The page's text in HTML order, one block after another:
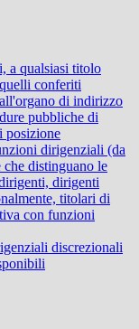
a qualsiasi titolo
conferiti
di indirizzo
pubbliche di
posizione
dirigenziali (da
distinguano le
dirigenti
titolari di
con funzioni
discrezionali